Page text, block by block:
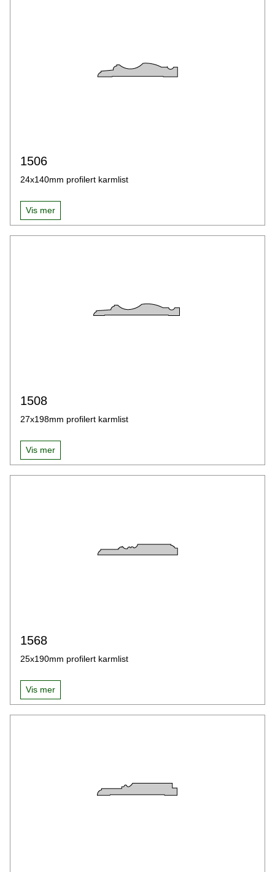
1506
24x140mm profilert karmlist
Vis mer
1508
27x198mm profilert karmlist
Vis mer
1568
25x190mm profilert karmlist
Vis mer